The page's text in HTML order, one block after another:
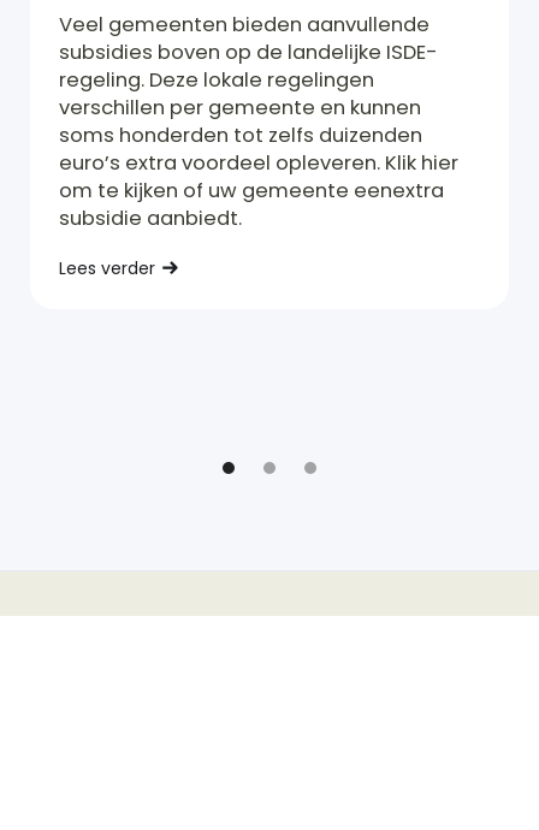
Veel gemeenten bieden aanvullende
subsidies boven op de landelijke ISDE-
regeling. Deze lokale regelingen
verschillen per gemeente en kunnen
soms honderden tot zelfs duizenden
euro’s extra voordeel opleveren. Klik hier
om te kijken of uw gemeente eenextra
subsidie aanbiedt.
Lees verder